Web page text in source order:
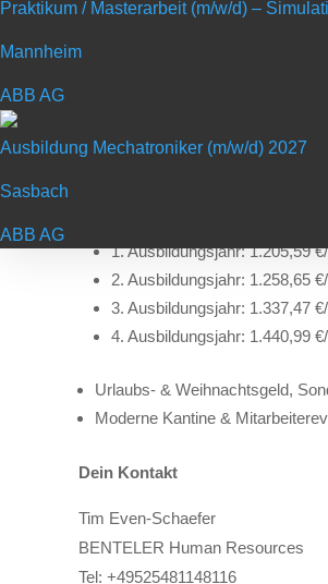
Praktikum / Masterarbeit (m/w/d) –
Mannheim
ABB AG
Ausbildung Mechatroniker (m/w/d) 2027
Sasbach
ABB AG
Team-Geist eines
1. Ausbildungsjahr: 1.205,59
2. Ausbildungsjahr: 1.258,65
3. Ausbildungsjahr: 1.337,47
4. Ausbildungsjahr: 1.440,99
Urlaubs- & Weihnachtsgeld,
Moderne Kantine &
Dein Kontakt
Tim Even-Schaefer
BENTELER Human Resources
Tel: +49525481148116